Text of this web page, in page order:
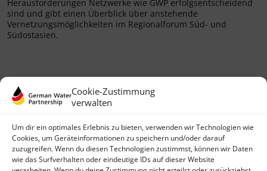
Cookie-Zustimmung
verwalten
Um dir ein optimales Erlebnis zu bieten, verwenden wir Technologien wie
Cookies, um Geräteinformationen zu speichern und/oder darauf
zuzugreifen. Wenn du diesen Technologien zustimmst, können wir Daten
wie das Surfverhalten oder eindeutige IDs auf dieser Website
Herausforderungen Netzwerke wie GWP erfolgsentscheidend
sind und gibt einen Überblick über anstehende
Vernetzungsmöglichkeiten im Regionalforum Süd- und
Südostasien.
German Water Partnership e.V.